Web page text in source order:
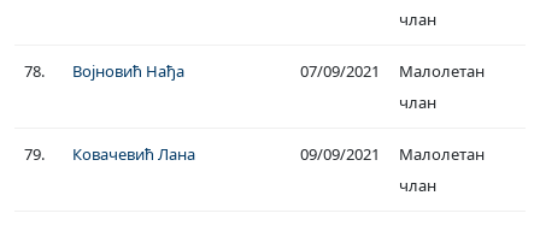
члан
78. Војновић Нађа 07/09/2021
Малолетан
члан
79. Ковачевић Лана 09/09/2021
Малолетан
члан